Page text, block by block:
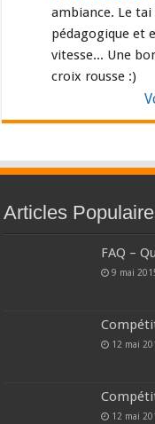
ambiance. Le
pédagogique et
vitesse... Une
croix rousse :)
Articles
FAQ –
9 mai
12 mai
12 mai